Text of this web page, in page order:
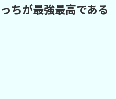
ちが最強最高である